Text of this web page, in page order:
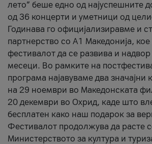
лето” беше едно од најуспешните
од 36 концерти и уметници од
Годинава го официјализиравме и
партнерство со А1 Македонија,
фестивалот да се развива и
месеци. Во рамките на
програма најавуваме два значајни
на 29 ноември во Македонската
20 декември во Охрид, каде што
бесплатен како наш подарок за
Фестивалот продолжува да расте
Министерството за култура и